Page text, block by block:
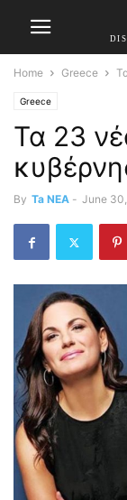
Home Greece
Greece
Τα 23
By Ta NEA - June